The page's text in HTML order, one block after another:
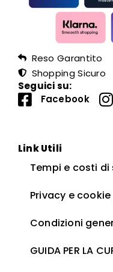
Reso Garantito
Shopping Sicuro
Seguici su:
Facebook
Link Utili
Tempi e costi di
Privacy e
Condizioni
GUIDA PER LA